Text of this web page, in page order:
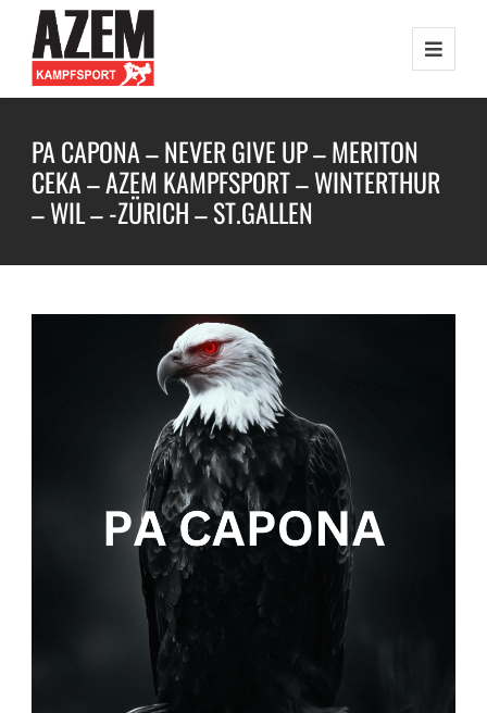
PA CAPONA – NEVER GIVE UP – MERITON
CEKA – AZEM KAMPFSPORT – WINTERTHUR
– WIL – -ZÜRICH – ST.GALLEN